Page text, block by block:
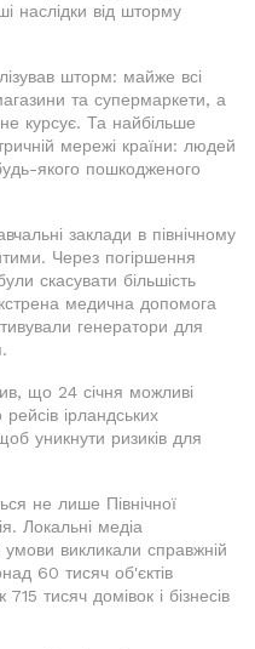
наслідки від шторму
шторм: майже всі
та супермаркети, а
курсує. Та найбільше
мережі країни: людей
якого пошкодженого
заклади в північному
Через погіршення
скасувати більшість
медична допомога
генератори для
що 24 січня можливі
ірландських
уникнути ризиків для
не лише Північної
Локальні медіа
викликали справжній
60 тисяч об'єктів
тисяч домівок і бізнесів